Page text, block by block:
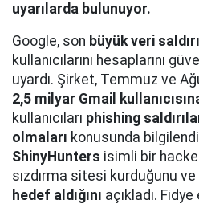
uyarılarda bulunuyor.
Google, son büyük veri
kullanıcılarını hesaplarını
uyardı. Şirket, Temmuz ve
2,5 milyar Gmail
kullanıcıları phishing
olmaları konusunda
ShinyHunters isimli bir
sızdırma sitesi kurduğunu ve
hedef aldığını açıkladı.